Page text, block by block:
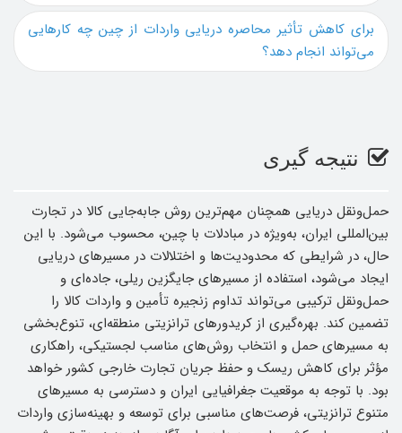
برای کاهش تأثیر محاصره دریایی واردات از چین چه کارهایی
می‌تواند انجام دهد؟
نتیجه گیری
حمل‌ونقل دریایی همچنان مهم‌ترین روش جابه‌جایی کالا در تجارت
بین‌المللی ایران، به‌ویژه در مبادلات با چین، محسوب می‌شود. با این
حال، در شرایطی که محدودیت‌ها و اختلالات در مسیرهای دریایی
ایجاد می‌شود، استفاده از مسیرهای جایگزین ریلی، جاده‌ای و
حمل‌ونقل ترکیبی می‌تواند تداوم زنجیره تأمین و واردات کالا را
تضمین کند. بهره‌گیری از کریدورهای ترانزیتی منطقه‌ای، تنوع‌بخشی
به مسیرهای حمل و انتخاب روش‌های مناسب لجستیکی، راهکاری
مؤثر برای کاهش ریسک و حفظ جریان تجارت خارجی کشور خواهد
بود. با توجه به موقعیت جغرافیایی ایران و دسترسی به مسیرهای
متنوع ترانزیتی، فرصت‌های مناسبی برای توسعه و بهینه‌سازی واردات